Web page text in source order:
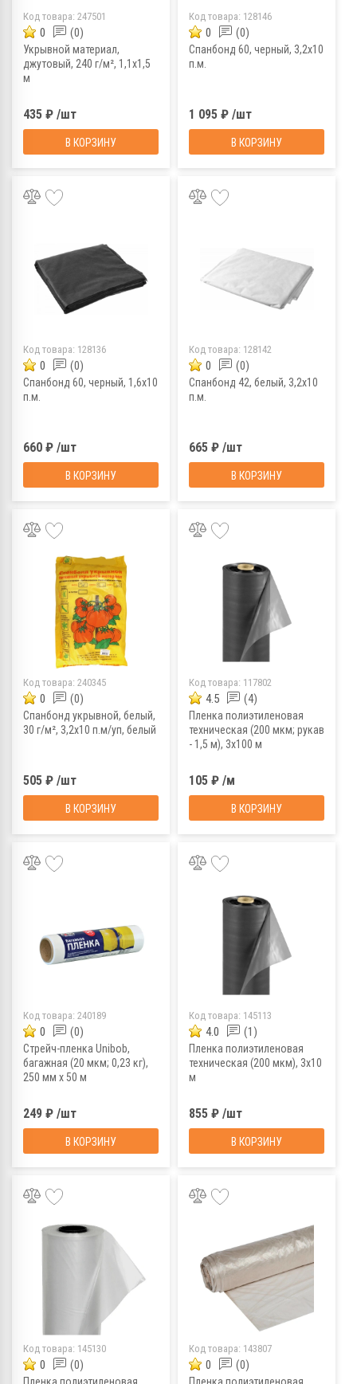
Код товара: 247501
0 (0)
Укрывной материал,
джутовый, 240 г/м², 1,1х1,5
м
435 ₽ /шт
В КОРЗИНУ
Код товара: 128146
0 (0)
Спанбонд 60, черный, 3,2х10
п.м.
1 095 ₽ /шт
В КОРЗИНУ
Код товара: 128136
0 (0)
Спанбонд 60, черный, 1,6х10
п.м.
660 ₽ /шт
В КОРЗИНУ
Код товара: 128142
0 (0)
Спанбонд 42, белый, 3,2х10
п.м.
665 ₽ /шт
В КОРЗИНУ
Код товара: 240345
0 (0)
Спанбонд укрывной, белый,
30 г/м², 3,2х10 п.м/уп, белый
505 ₽ /шт
В КОРЗИНУ
Код товара: 117802
4.5 (4)
Пленка полиэтиленовая
техническая (200 мкм; рукав
- 1,5 м), 3х100 м
105 ₽ /м
В КОРЗИНУ
Код товара: 240189
0 (0)
Стрейч-пленка Unibob,
багажная (20 мкм; 0,23 кг),
250 мм х 50 м
249 ₽ /шт
В КОРЗИНУ
Код товара: 145113
4.0 (1)
Пленка полиэтиленовая
техническая (200 мкм), 3х10
м
855 ₽ /шт
В КОРЗИНУ
Код товара: 145130
0 (0)
Код товара: 143807
0 (0)